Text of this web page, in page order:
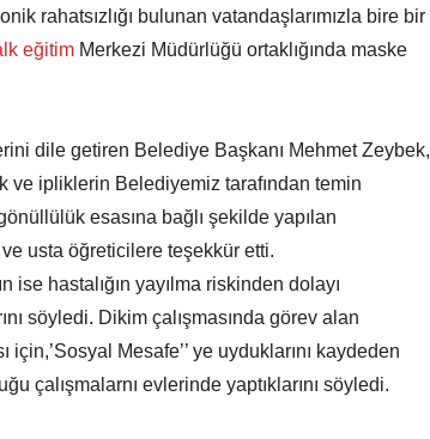
rahatsızlığı bulunan vatandaşlarımızla bire bir
eğitim Merkezi Müdürlüğü ortaklığında maske
dile getiren Belediye Başkanı Mehmet Zeybek,
ve ipliklerin Belediyemiz tarafından temin
esasına bağlı şekilde yapılan
usta öğreticilere teşekkür etti.
ise hastalığın yayılma riskinden dolayı
söyledi. Dikim çalışmasında görev alan
Mesafe’’ ye uyduklarını kaydeden
çalışmalarnı evlerinde yaptıklarını söyledi.